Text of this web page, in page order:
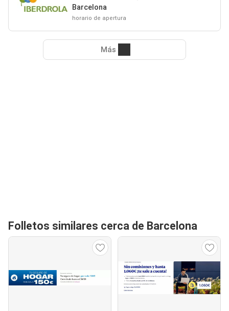
Barcelona
horario de apertura
Más
Folletos similares cerca de Barcelona